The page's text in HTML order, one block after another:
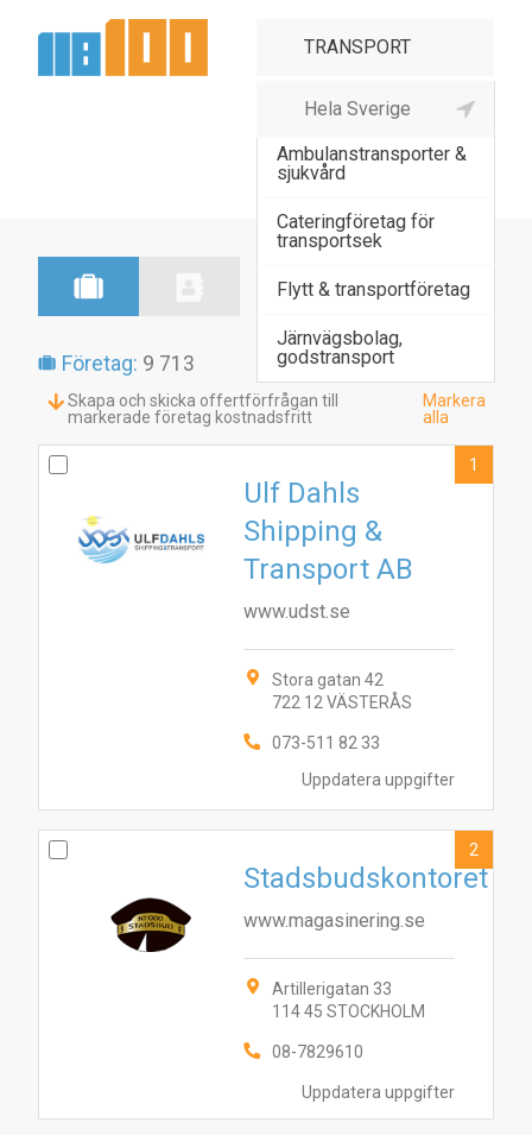
Ambulanstransport
Ambulanstransporter &
sjukvård
Cateringföretag för
transportsek
Flytt & transportföretag
Järnvägsbolag,
godstransport
Företag: 9 713
Skapa och skicka offertförfrågan till
markerade företag kostnadsfritt
Markera
alla
Uppdatera uppgifter
Ulf Dahls
Shipping &
Transport AB
www.udst.se
Stora gatan 42
722 12 VÄSTERÅS
073-511 82 33
1
Uppdatera uppgifter
Stadsbudskontoret
www.magasinering.se
Artillerigatan 33
114 45 STOCKHOLM
08-7829610
2